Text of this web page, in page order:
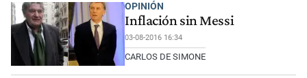
OPINIÓN
Inflación sin Messi
03-08-2016 16:34
CARLOS DE SIMONE